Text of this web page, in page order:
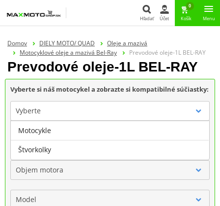
Hľadať Účet
0
Košík Menu
Domov DIELY MOTO/ QUAD
Oleje a mazivá
Motocyklové oleje a mazivá Bel-Ray
Prevodové oleje-1L BEL-RAY
Prevodové oleje-1L BEL-RAY
Vyberte si náš motocykel a zobrazte si kompatibilné súčiastky:
Vyberte
Značka
Objem motora
Model
Motocykle
Štvorkolky